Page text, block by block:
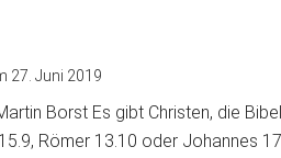
27. Juni 2019
Borst Es gibt Christen, die
Römer 13.10 oder Johannes